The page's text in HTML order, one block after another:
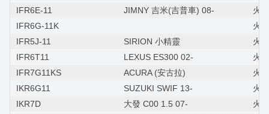
IFR6E-11
JIMNY 吉米(吉普車) 08-
火
IFR6G-11K
火
IFR5J-11
SIRION 小精靈
火
IFR6T11
LEXUS ES300 02-
火
IFR7G11KS
ACURA (安古拉)
火
IKR6G11
SUZUKI SWIF 13-
火
IKR7D
大發 C00 1.5 07-
火